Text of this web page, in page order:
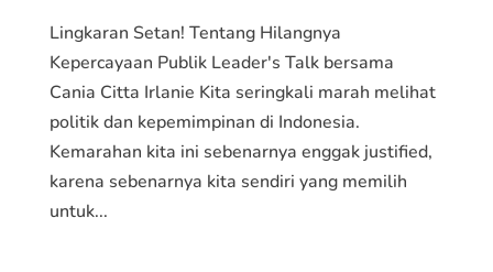
Lingkaran Setan! Tentang Hilangnya
Kepercayaan Publik Leader's Talk bersama
Cania Citta Irlanie Kita seringkali marah melihat
politik dan kepemimpinan di Indonesia.
Kemarahan kita ini sebenarnya enggak justified,
karena sebenarnya kita sendiri yang memilih
untuk...